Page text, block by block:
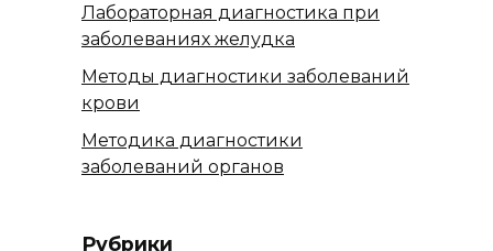
Лабораторная диагностика при
заболеваниях желудка
Методы диагностики заболеваний
крови
Методика диагностики
заболеваний органов
Рубрики